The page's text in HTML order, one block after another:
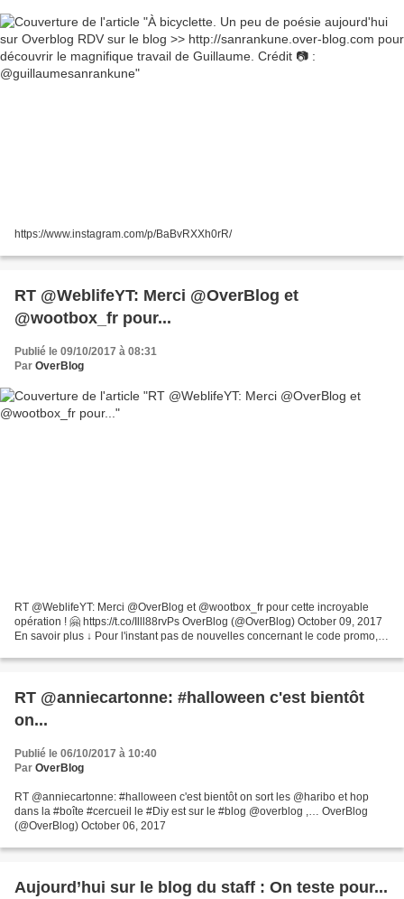
https://www.instagram.com/p/BaBvRXXh0rR/
RT @WeblifeYT: Merci @OverBlog et
@wootbox_fr pour...
Publié le 09/10/2017 à 08:31
Par OverBlog
RT @WeblifeYT: Merci @OverBlog et @wootbox_fr pour cette incroyable
opération ! 🤗 https://t.co/Illl88rvPs OverBlog (@OverBlog) October 09, 2017
En savoir plus ↓ Pour l'instant pas de nouvelles concernant le code promo, je
RT @anniecartonne: #halloween c'est bientôt
on...
Publié le 06/10/2017 à 10:40
Par OverBlog
RT @anniecartonne: #halloween c'est bientôt on sort les @haribo et hop
dans la #boîte #cercueil le #Diy est sur le #blog @overblog ,… OverBlog
(@OverBlog) October 06, 2017
Aujourd’hui sur le blog du staff : On teste pour...